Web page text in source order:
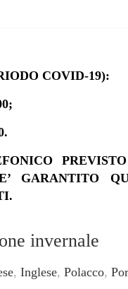
COVID-19):
E’ GARANTITO
invernale
, Inglese, Polacco,